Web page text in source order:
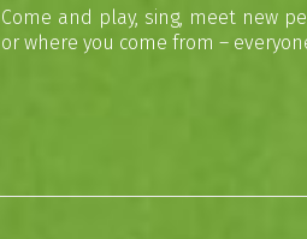
Come and play, sing, meet new
or where you come from –